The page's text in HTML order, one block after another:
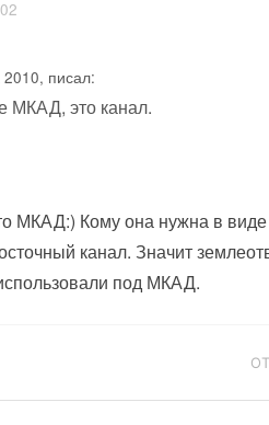
2010, писал:
МКАД, это канал.
МКАД:) Кому она нужна в виде
канал. Значит
под МКАД.